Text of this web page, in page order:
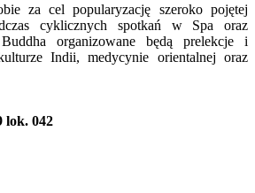
za cel popularyzację szeroko pojętej
cyklicznych spotkań w Spa oraz
organizowane będą prelekcje i
Indii, medycynie orientalnej oraz
lok. 042